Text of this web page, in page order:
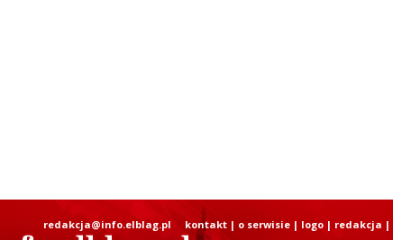
redakcja@info.elblag.pl kontakt| o serwisie| logo| redakcja |